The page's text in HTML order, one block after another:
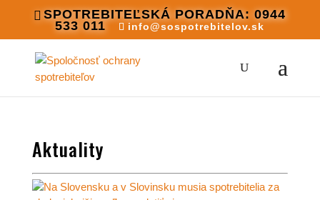
SPOTREBITEĽSKÁ PORADŇA: 0944
533 011
info@sospotrebitelov.sk
Aktuality